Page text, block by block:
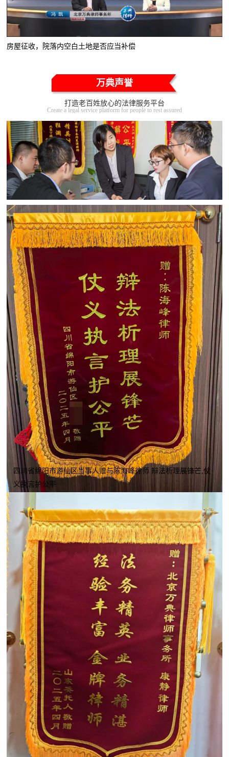
房屋征收，院落内空白土地是否应当补偿
万典声誉
打造老百姓放心的法律服务平台
Create a legal service platform for people to rest assured
四川省绵阳市游仙区当事人赠与陈海峰律师 辩法析理展锋芒,仗
义执言护公平